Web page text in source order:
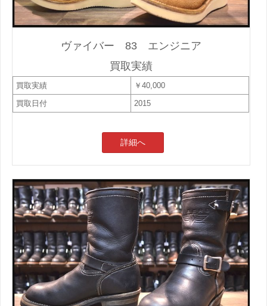
ヴァイバー 83 エンジニア
買取実績
買取実績
￥40,000
買取日付
2015
詳細へ